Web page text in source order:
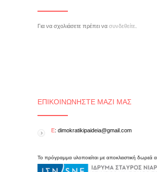
Για να σχολιάσετε πρέπει να συνδεθείτε
ΕΠΙΚΟΙΝΩΝΉΣΤΕ ΜΑΖΊ ΜΑΣ
E: dimokratikipaideia@gmail.com
Το πρόγραμμα υλοποιείται με αποκλειστική δωρεά